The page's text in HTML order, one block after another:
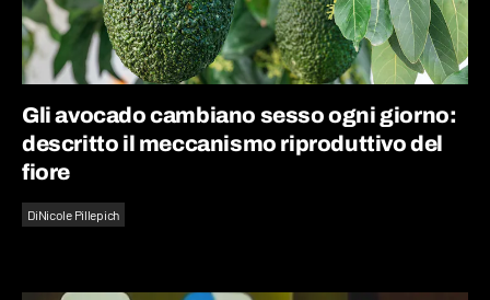
Gli avocado cambiano sesso ogni giorno:
descritto il meccanismo riproduttivo del
fiore
DiNicole Pillepich